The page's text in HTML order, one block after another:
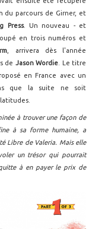
du parcours de Girner, et
Press. Un nouveau - et
en trois numéros et
, arrivera dès l'année
de Jason Wordie . Le titre
en France avec un
que la suite ne soit
à trouver une façon de
à sa forme humaine, a
Libre de Valeria. Mais elle
un trésor qui pourrait
à en payer le prix de